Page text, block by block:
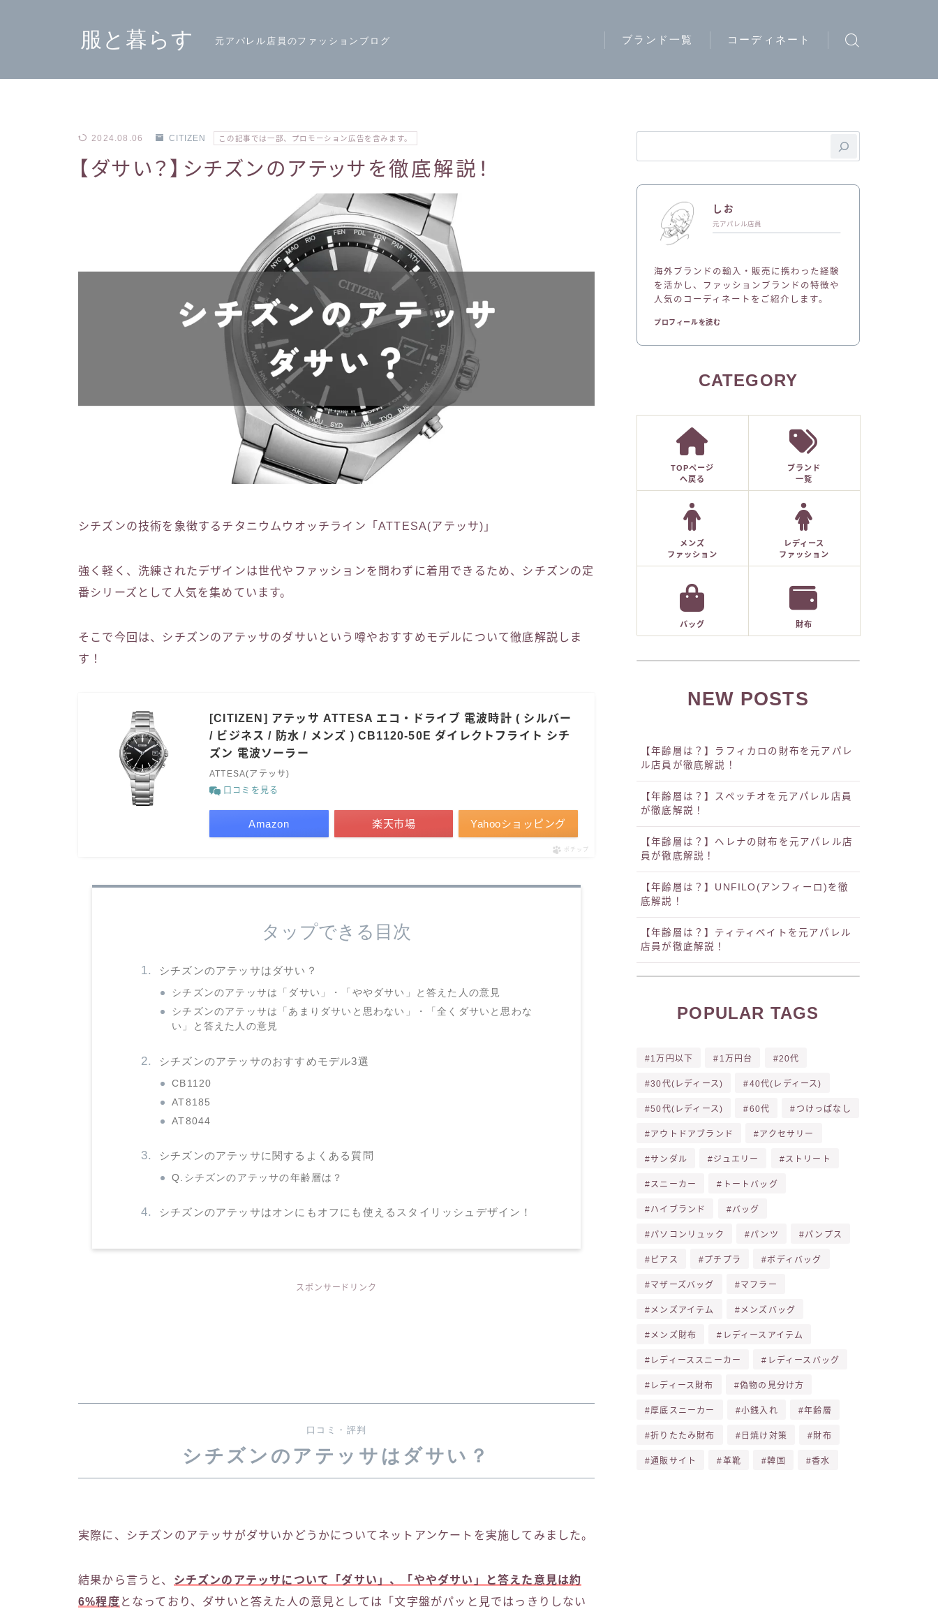
服と暮らす 元アパレル店員のファッションブログ ブランド一覧
モード系ブランド
ハイブランド
レディースブランド
カジュアルブランド
ワークウェアブランド
コーディネート
2024.08.06 CITIZEN この記事では一部、プロモーション広告を含みます。
【ダサい？】シチズンのアテッサを徹底解説！
シチズンの技術を象徴するチタニウムウオッチライン「ATTESA(アテッサ)」
強く軽く、洗練されたデザインは世代やファッションを問わずに着用できるため、シチズンの定
番シリーズとして人気を集めています。
そこで今回は、シチズンのアテッサのダサいという噂やおすすめモデルについて徹底解説しま
す！
[CITIZEN] アテッサ ATTESA エコ・ドライブ 電波時計 ( シルバー
/ ビジネス / 防水 / メンズ ) CB1120-50E ダイレクトフライト シチ
ズン 電波ソーラー
ATTESA(アテッサ)
口コミを見る
Amazon 楽天市場 Yahooショッピング
ポチップ
タップできる目次
シチズンのアテッサはダサい？
シチズンのアテッサは「ダサい」・「ややダサい」と答えた人の意見
シチズンのアテッサは「あまりダサいと思わない」・「全くダサいと思わな
い」と答えた人の意見
シチズンのアテッサのおすすめモデル3選
CB1120
AT8185
AT8044
シチズンのアテッサに関するよくある質問
Q.シチズンのアテッサの年齢層は？
シチズンのアテッサはオンにもオフにも使えるスタイリッシュデザイン！
スポンサードリンク
口コミ・評判
シチズンのアテッサはダサい？
実際に、シチズンのアテッサがダサいかどうかについてネットアンケートを実施してみました。
結果から言うと、 シチズンのアテッサについて「ダサい」、「ややダサい」と答えた意見は約
6%程度 となっており、ダサいと答えた人の意見としては「文字盤がパッと見ではっきりしない
しお
元アパレル店員
海外ブランドの輸入・販売に携わった経験
を活かし、ファッションブランドの特徴や
人気のコーディネートをご紹介します。
プロフィールを読む
CATEGORY
TOPページ
へ戻る
ブランド
一覧
メンズ
ファッション
レディース
ファッション
バッグ 財布
NEW POSTS
【年齢層は？】ラフィカロの財布を元アパレ
ル店員が徹底解説！
【年齢層は？】スペッチオを元アパレル店員
が徹底解説！
【年齢層は？】ヘレナの財布を元アパレル店
員が徹底解説！
【年齢層は？】UNFILO(アンフィーロ)を徹
底解説！
【年齢層は？】ティティベイトを元アパレル
店員が徹底解説！
POPULAR TAGS
1万円以下 1万円台 20代
30代(レディース) 40代(レディース)
50代(レディース) 60代 つけっぱなし
アウトドアブランド アクセサリー
サンダル ジュエリー ストリート
スニーカー トートバッグ
ハイブランド バッグ
パソコンリュック パンツ パンプス
ピアス プチプラ ボディバッグ
マザーズバッグ マフラー
メンズアイテム メンズバッグ
メンズ財布 レディースアイテム
レディーススニーカー レディースバッグ
レディース財布 偽物の見分け方
厚底スニーカー 小銭入れ 年齢層
折りたたみ財布 日焼け対策 財布
通販サイト 革靴 韓国 香水